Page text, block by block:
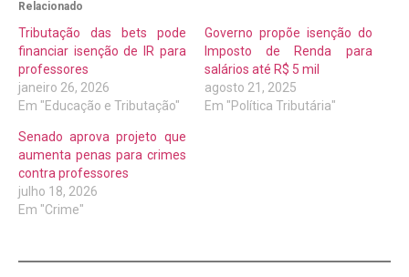
Relacionado
Tributação das bets pode
financiar isenção de IR para
professores
janeiro 26, 2026
Em "Educação e Tributação"
Governo propõe isenção do
Imposto de Renda para
salários até R$ 5 mil
agosto 21, 2025
Em "Política Tributária"
Senado aprova projeto que
aumenta penas para crimes
contra professores
julho 18, 2026
Em "Crime"